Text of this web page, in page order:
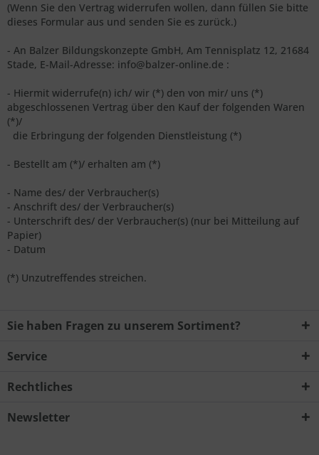
(Wenn Sie den Vertrag widerrufen wollen, dann füllen Sie bitte
dieses Formular aus und senden Sie es zurück.)
- An Balzer Bildungskonzepte GmbH, Am Tennisplatz 12, 21684
Stade, E-Mail-Adresse: info@balzer-online.de :
- Hiermit widerrufe(n) ich/ wir (*) den von mir/ uns (*)
abgeschlossenen Vertrag über den Kauf der folgenden Waren
(*)/
die Erbringung der folgenden Dienstleistung (*)
- Bestellt am (*)/ erhalten am (*)
- Name des/ der Verbraucher(s)
- Anschrift des/ der Verbraucher(s)
- Unterschrift des/ der Verbraucher(s) (nur bei Mitteilung auf
Papier)
- Datum
(*) Unzutreffendes streichen.
Sie haben Fragen zu unserem Sortiment?
Service
Rechtliches
Newsletter